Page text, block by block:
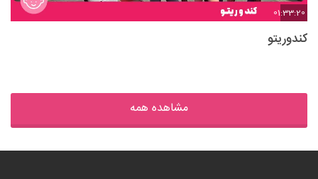
01:33:20
کندوریتو
مشاهده همه